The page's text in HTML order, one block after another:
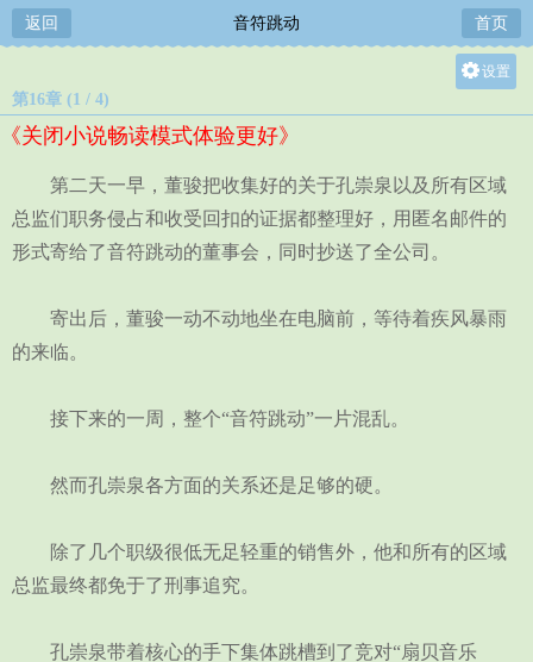
返回 音符跳动 首页
设置
中
小
第16章 (1 / 4)
《关闭小说畅读模式体验更好》
第二天一早，董骏把收集好的关于孔崇泉以及所有区域
总监们职务侵占和收受回扣的证据都整理好，用匿名邮件的
形式寄给了音符跳动的董事会，同时抄送了全公司。
寄出后，董骏一动不动地坐在电脑前，等待着疾风暴雨
的来临。
接下来的一周，整个“音符跳动”一片混乱。
然而孔崇泉各方面的关系还是足够的硬。
除了几个职级很低无足轻重的销售外，他和所有的区域
总监最终都免于了刑事追究。
孔崇泉带着核心的手下集体跳槽到了竞对“扇贝音乐